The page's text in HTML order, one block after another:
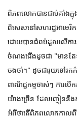
ពិភពលោក​បាន​ជាប់​គាំង​ក្នុ
ពិសេសនៅសហរដ្ឋអាមេរិ
ដោយបានជំពប់ដួលលើការរ
ចំណងជើងដូចជា "មានតែទ
ចងចាំ។" ដូចជារុយទៅរក
ពាណិជ្ជកម្មចាស់ៗ ការប
យ៉ាងច្រើន ដែលញៀននឹ
អំពីថាតើពិភពលោកកាលពី